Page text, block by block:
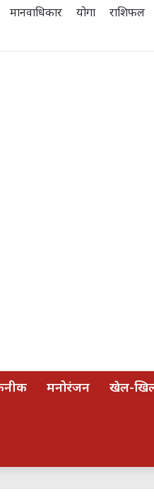
मानवाधिकार योगा राशिफल
मनोरंजन खेल-